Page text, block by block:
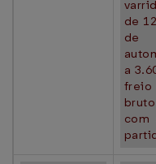
de
de
a
freio
com